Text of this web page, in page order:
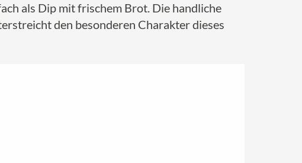
als Dip mit frischem Brot. Die handliche
den besonderen Charakter dieses